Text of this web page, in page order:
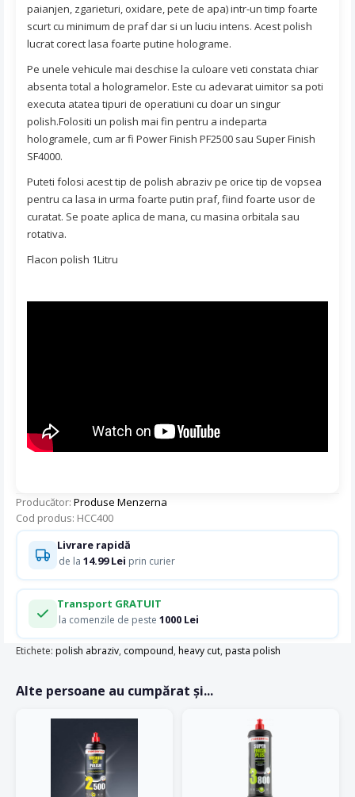
paianjen, zgarieturi, oxidare, pete de apa) intr-un timp foarte
scurt cu minimum de praf dar si un luciu intens. Acest polish
lucrat corect lasa foarte putine holograme.
Pe unele vehicule mai deschise la culoare veti constata chiar
absenta total a hologramelor. Este cu adevarat uimitor sa poti
executa atatea tipuri de operatiuni cu doar un singur
polish.Folositi un polish mai fin pentru a indeparta
hologramele, cum ar fi Power Finish PF2500 sau Super Finish
SF4000.
Puteti folosi acest tip de polish abraziv pe orice tip de vopsea
pentru ca lasa in urma foarte putin praf, fiind foarte usor de
curatat. Se poate aplica de mana, cu masina orbitala sau
rotativa.
Flacon polish 1Litru
Producător: Produse Menzerna
Cod produs: HCC400
Livrare rapidă
de la 14.99 Lei prin curier
Transport GRATUIT
la comenzile de peste 1000 Lei
Etichete: polish abraziv, compound, heavy cut, pasta polish
Alte persoane au cumpărat și...